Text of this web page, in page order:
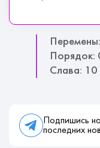
Порядок:
Слава: 10
Подпишись
последних